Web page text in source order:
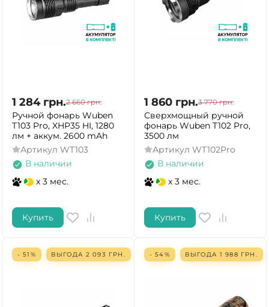
1 284 грн.2 660 грн.
Ручной фонарь Wuben
T103 Pro, XHP35 HI, 1280
лм + аккум. 2600 mAh
Артикул WT103
В наличии
x 3 мес.
Купить
1 860 грн.3 770 грн.
Сверхмощный ручной
фонарь Wuben T102 Pro,
3500 лм
Артикул WT102Pro
В наличии
x 3 мес.
Купить
- 51% ВЫГОДА 2 093 ГРН. - 54% ВЫГОДА 1 988 ГРН.